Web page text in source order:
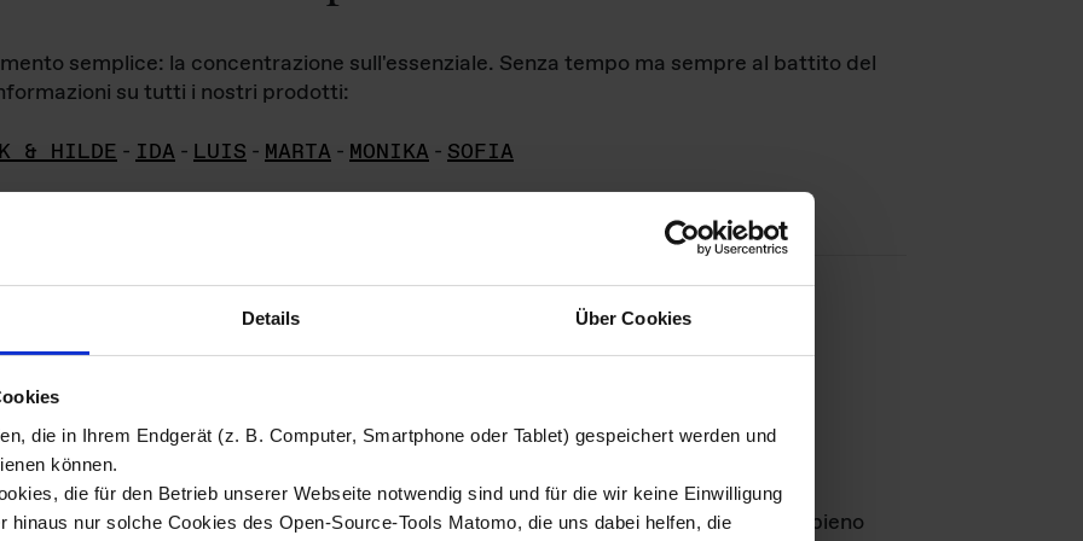
Details Über Cookies
die in Ihrem Endgerät (z. B. Computer, Smartphone oder Tablet) gespeichert werden und
können.
die für den Betrieb unserer Webseite notwendig sind und für die wir keine Einwilligung
hinaus nur solche Cookies des Open-Source-Tools Matomo, die uns dabei helfen, die
semplice: la concentrazione sull'essenziale. Senza tempo ma sempre al battito del
su tutti i nostri prodotti:
& HILDE - IDA - LUIS - MARTA - MONIKA - SOFIA
di immagini
materiale fotografico sono detenuti daDas ganze LebenGmbH e rimangono in pieno